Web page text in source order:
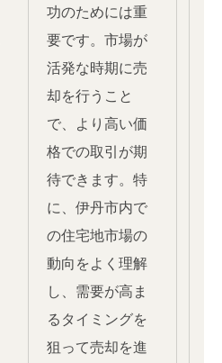
功のためには重
要です。市場が
活発な時期に売
却を行うこと
で、より高い価
格での取引が期
待できます。特
に、伊丹市内で
の住宅地市場の
動向をよく理解
し、需要が高ま
るタイミングを
狙って売却を進